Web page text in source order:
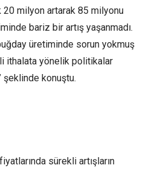
20 milyon artarak 85 milyonu
bariz bir artış yaşanmadı.
üretiminde sorun yokmuş
ithalata yönelik politikalar
şeklinde konuştu.
sürekli artışların